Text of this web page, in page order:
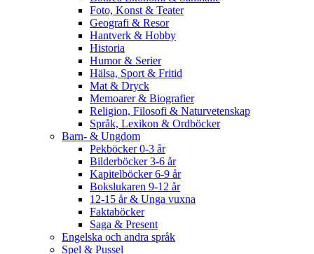
Foto, Konst & Teater
Geografi & Resor
Hantverk & Hobby
Historia
Humor & Serier
Hälsa, Sport & Fritid
Mat & Dryck
Memoarer & Biografier
Religion, Filosofi & Naturvetenskap
Språk, Lexikon & Ordböcker
Barn- & Ungdom
Pekböcker 0-3 år
Bilderböcker 3-6 år
Kapitelböcker 6-9 år
Bokslukaren 9-12 år
12-15 år & Unga vuxna
Faktaböcker
Saga & Present
Engelska och andra språk
Spel & Pussel